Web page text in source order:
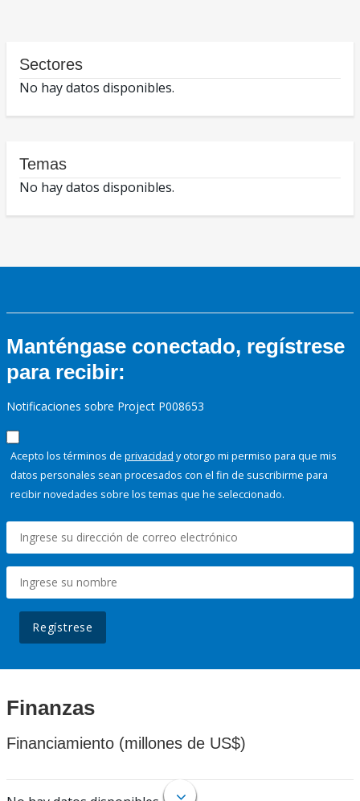
Sectores
No hay datos disponibles.
Temas
No hay datos disponibles.
Manténgase conectado, regístrese
para recibir:
Notificaciones sobre Project P008653
Acepto los términos de privacidad y otorgo mi permiso para que mis
datos personales sean procesados con el fin de suscribirme para
recibir novedades sobre los temas que he seleccionado.
Regístrese
Finanzas
Financiamiento (millones de US$)